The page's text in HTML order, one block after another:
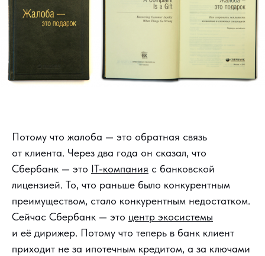
Потому что жалоба — это обратная связь
от клиента. Через два года он сказал, что
Сбербанк — это IT-компания с банковской
лицензией. То, что раньше было конкурентным
преимуществом, стало конкурентным недостатком.
Сейчас Сбербанк — это центр экосистемы
и её дирижер. Потому что теперь в банк клиент
приходит не за ипотечным кредитом, а за ключами